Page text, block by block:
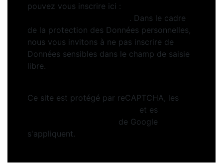
pouvez vous inscrire ici :
. Dans le cadre
de la protection des Données personnelles,
nous vous invitons à ne pas inscrire de
Données sensibles dans le champ de saisie
libre.
Ce site est protégé par reCAPTCHA, les
et es
de Google
s'appliquent.